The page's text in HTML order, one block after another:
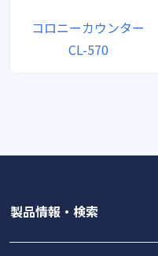
コロニーカウンター
CL-570
製品情報・検索